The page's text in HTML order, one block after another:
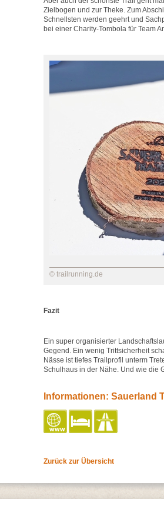
Zielbogen und zur Theke. Zum
Schnellsten werden geehrt und
bei einer Charity-Tombola für Team
© trailrunning.de
Fazit
Ein super organisierter
Gegend. Ein wenig Trittsicherheit
Nässe ist tiefes Trailprofil unterm
Schulhaus in der Nähe. Und wie die
Informationen: Sauerland
Zurück zur Übersicht